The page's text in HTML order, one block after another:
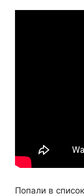
Попали в